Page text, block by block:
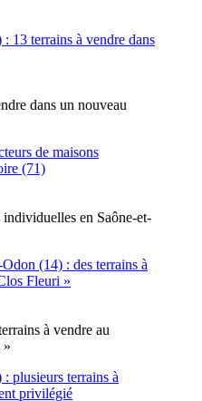
dans un nouveau
en Saône-et-
à vendre au
»